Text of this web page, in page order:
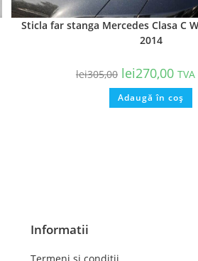
Sticla far stanga Mercedes Clasa C
2014
lei305,00 lei270,00
Adaugă în coș
Informatii
Termeni si conditii